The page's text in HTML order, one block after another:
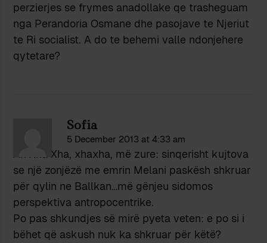
perzierjes se frymes anadollake qe trasheguam
nga Perandoria Osmane dhe pasojave te Njeriut
te Ri socialist. A do te behemi valle ndonjehere
qytetare?
Sofia
5 December 2013 at 4:33 am
Ah Xha Xha, xhaxha, më zure: sinqerisht kujtova
se një zonjëzë me emrin Melani paskësh shkruar
për qylin ne Ballkan…më gënjeu sidomos
perspektiva antropocentrike.
Po pas shkundjes së mirë pyeta veten: e po si i
bëhet që askush nuk ka shkruar për këtë?